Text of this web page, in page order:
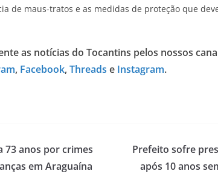
de maus-tratos e as medidas de proteção que
as notícias do Tocantins pelos nossos
, Facebook,Threads e Instagram.
73 anos por crimes
em Araguaína
Prefeito sofre
após 10 anos